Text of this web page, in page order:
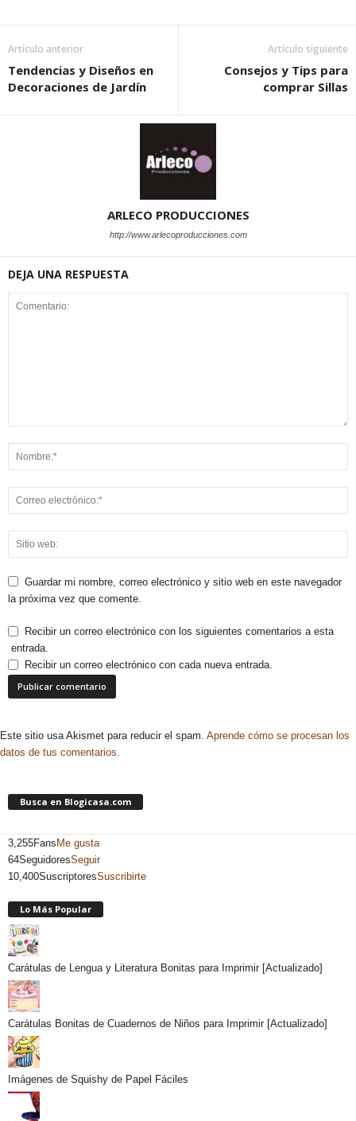
Artículo anterior
Tendencias y Diseños en
Decoraciones de Jardín
Artículo siguiente
Consejos y Tips para
comprar Sillas
ARLECO PRODUCCIONES
http://www.arlecoproducciones.com
DEJA UNA RESPUESTA
Guardar mi nombre, correo electrónico y sitio web en este navegador
la próxima vez que comente.
Recibir un correo electrónico con los siguientes comentarios a esta
entrada.
Recibir un correo electrónico con cada nueva entrada.
Este sitio usa Akismet para reducir el spam. Aprende cómo se procesan los
datos de tus comentarios.
Busca en Blogicasa.com
3,255Fans Me gusta
64SeguidoresSeguir
10,400SuscriptoresSuscribirte
Lo Más Popular
Carátulas de Lengua y Literatura Bonitas para Imprimir [Actualizado]
Carátulas Bonitas de Cuadernos de Niños para Imprimir [Actualizado]
Imágenes de Squishy de Papel Fáciles